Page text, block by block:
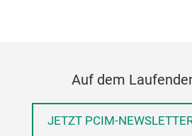
Auf dem
JETZT PCIM-